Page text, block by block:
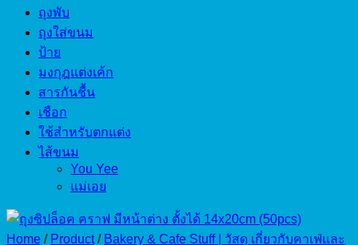
ถุงพับ
ถุงใส่ขนม
ป้าย
มงกุฎแต่งเค้ก
สารกันชื้น
เชือก
ใช้สำหรับตกแต่ง
ไส้ขนม
You Yee
แม่เอย
Home / Product / Bakery & Cafe Stuff | วัสดุ เกี่ยวกับคาเฟ่และ